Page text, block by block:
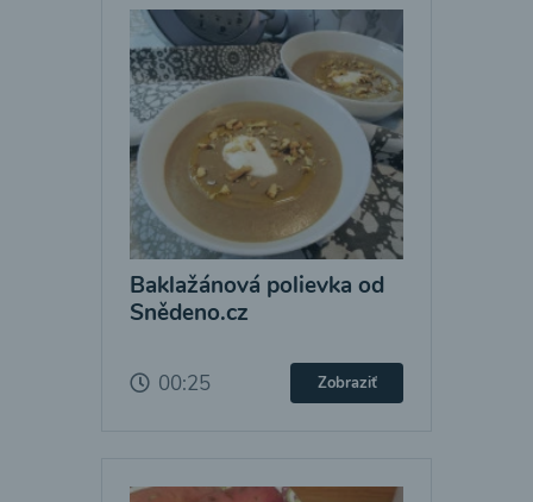
Baklažánová polievka od
Snědeno.cz
00:25 Zobraziť